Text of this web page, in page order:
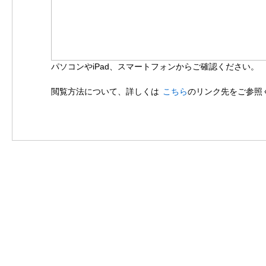
パソコンやiPad、スマートフォンからご確認ください。
閲覧方法について、詳しくは こちらのリンク先をご参照